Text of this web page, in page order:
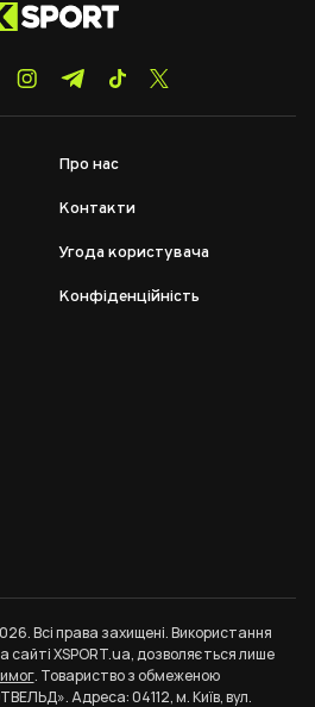
Про нас
Контакти
Угода користувача
Конфіденційність
Всі права захищені. Використання
сайті XSPORT.ua, дозволяється лише
. Товариство з обмеженою
Адреса: 04112, м. Київ, вул.